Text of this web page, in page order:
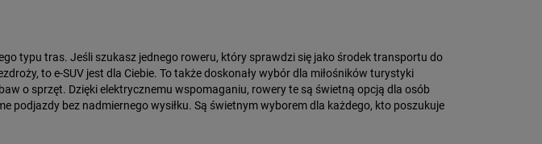
typu tras. Jeśli szukasz jednego roweru, który sprawdzi się jako środek transportu do
to e-SUV jest dla Ciebie. To także doskonały wybór dla miłośników turystyki
o sprzęt. Dzięki elektrycznemu wspomaganiu, rowery te są świetną opcją dla osób
podjazdy bez nadmiernego wysiłku. Są świetnym wyborem dla każdego, kto poszukuje